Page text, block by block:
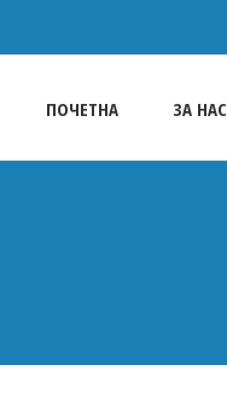
ПОЧЕТНА ЗА НАС